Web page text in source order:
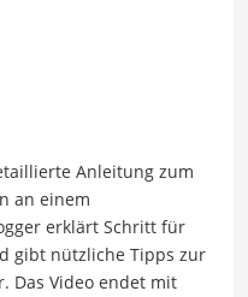
Anleitung zum
an einem
erklärt Schritt für
gibt nützliche Tipps zur
Das Video endet mit